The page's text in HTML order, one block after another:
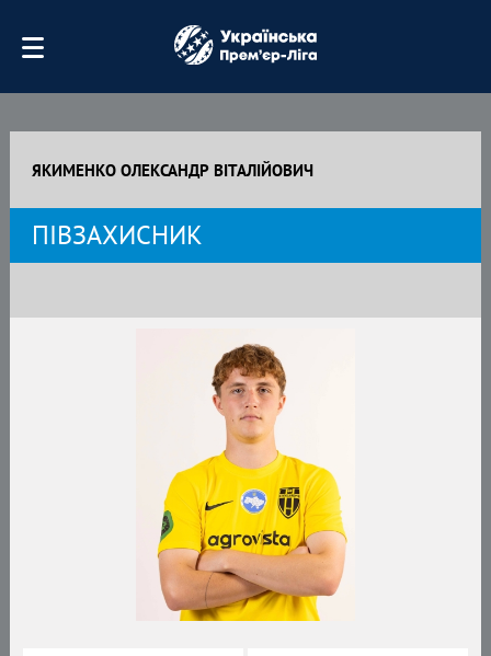
ЯКИМЕНКО ОЛЕКСАНДР ВІТАЛІЙОВИЧ
ПІВЗАХИСНИК